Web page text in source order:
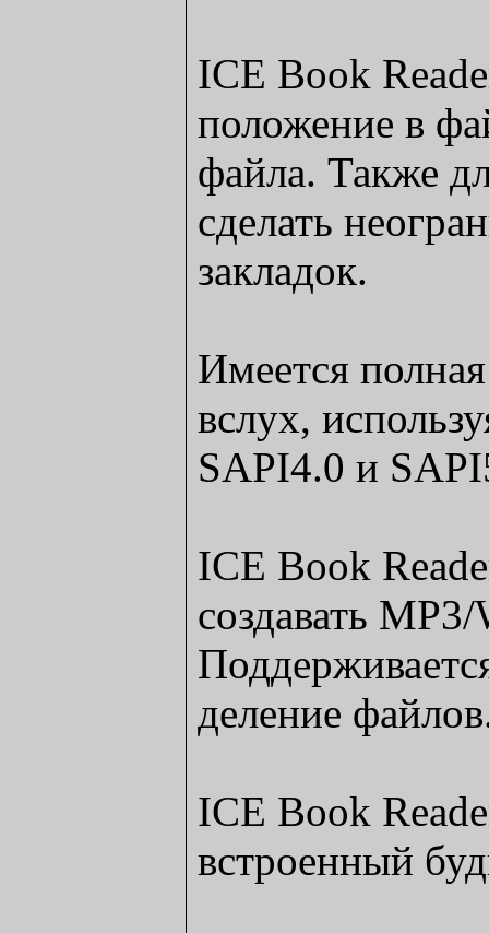
ICE Book
положение в
файла. Также
сделать
закладок.
Имеется
вслух,
SAPI4.0 и
ICE Book
создавать
деление
ICE Book
встроенный